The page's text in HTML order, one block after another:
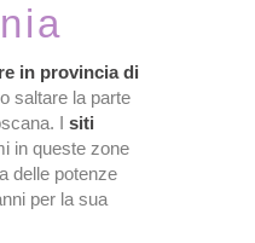
in provincia di
saltare la parte
I siti
in queste zone
delle potenze
per la sua